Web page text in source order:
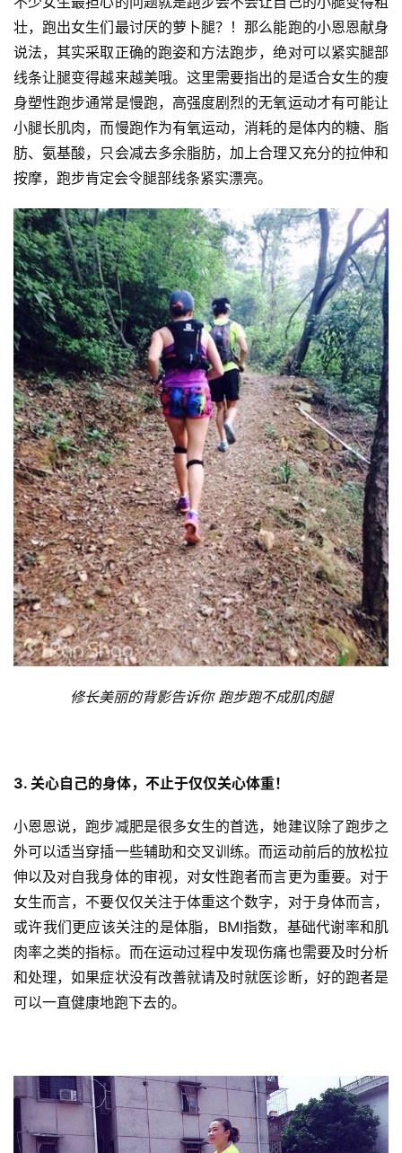
壮，跑出女生们最讨厌的萝卜腿？！那么能跑的小恩恩献身
说法，其实采取正确的跑姿和方法跑步，绝对可以紧实腿部
线条让腿变得越来越美哦。 这里需要指出的是适合女生的瘦
身塑性跑步通常是慢跑，高强度剧烈的无氧运动才有可能让
小腿长肌肉，而慢跑作为有氧运动，消耗的是体内的糖、脂
肪、氨基酸，只会减去多余脂肪，加上合理又充分的拉伸和
按摩，跑步肯定会令腿部线条紧实漂亮。
修长美丽的背影告诉你 跑步跑不成肌肉腿
3. 关心自己的身体，不止于仅仅关心体重！
小恩恩说，跑步减肥是很多女生的首选，她建议除了跑步之
外可以适当穿插一些辅助和交叉训练。而运动前后的放松拉
伸以及对自我身体的审视，对女性跑者而言更为重要。对于
女生而言，不要仅仅关注于体重这个数字，对于身体而言，
或许我们更应该关注的是体脂，BMI指数，基础代谢率和肌
肉率之类的指标。而在运动过程中发现伤痛也需要及时分析
和处理，如果症状没有改善就请及时就医诊断，好的跑者是
可以一直健康地跑下去的。